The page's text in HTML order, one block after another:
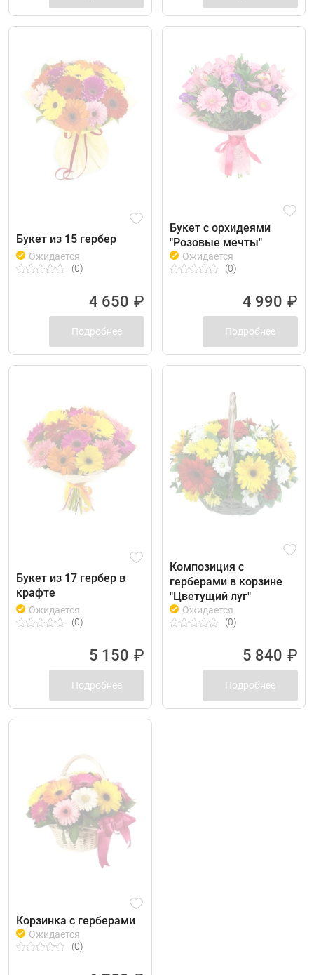
Букет из 15 гербер
Ожидается
(0)
4 650 ₽
Подробнее
Букет с орхидеями
"Розовые мечты"
Ожидается
(0)
4 990 ₽
Подробнее
Букет из 17 гербер в
крафте
Ожидается
(0)
5 150 ₽
Подробнее
Композиция с
герберами в корзине
"Цветущий луг"
Ожидается
(0)
5 840 ₽
Подробнее
Корзинка с герберами
Ожидается
(0)